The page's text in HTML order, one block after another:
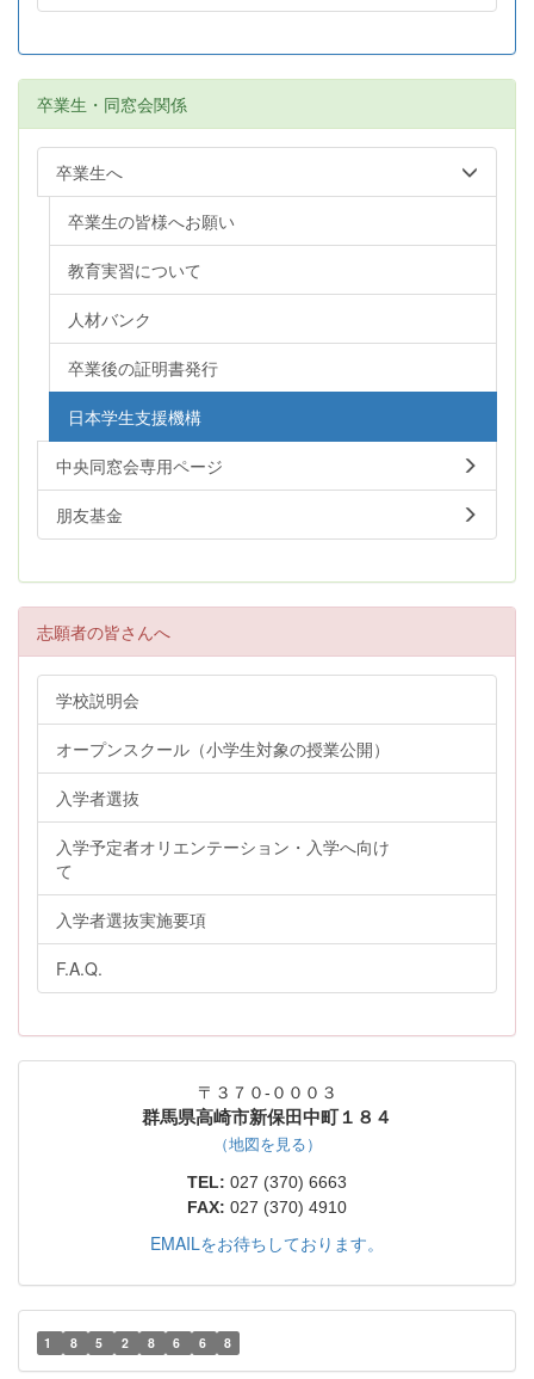
卒業生・同窓会関係
卒業生へ
卒業生の皆様へお願い
教育実習について
人材バンク
卒業後の証明書発行
日本学生支援機構
中央同窓会専用ページ
朋友基金
志願者の皆さんへ
学校説明会
オープンスクール（小学生対象の授業公開）
入学者選抜
入学予定者オリエンテーション・入学へ向け
て
入学者選抜実施要項
F.A.Q.
〒３７０-０００３
群馬県高崎市新保田中町１８４
（地図を見る）
TEL: 027 (370) 6663
FAX: 027 (370) 4910
EMAILをお待ちしております。
1 8 5 2 8 6 6 8